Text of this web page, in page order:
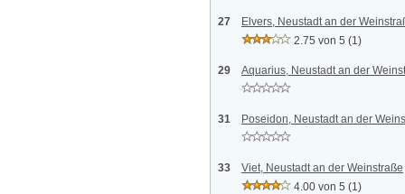
27
Elvers, Neustadt an der
2.75 von 5 (1)
29 Aquarius, Neustadt an der
31 Poseidon, Neustadt an der
33
Viet, Neustadt an der Weinstraße
4.00 von 5 (1)